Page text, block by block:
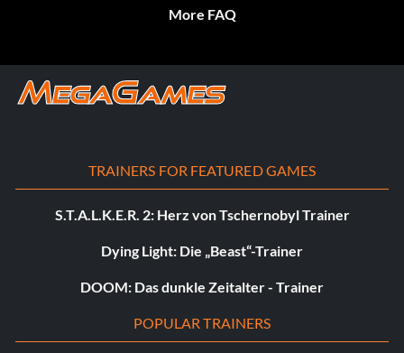
More FAQ
TRAINERS FOR FEATURED GAMES
S.T.A.L.K.E.R. 2: Herz von Tschernobyl Trainer
Dying Light: Die „Beast“-Trainer
DOOM: Das dunkle Zeitalter - Trainer
POPULAR TRAINERS